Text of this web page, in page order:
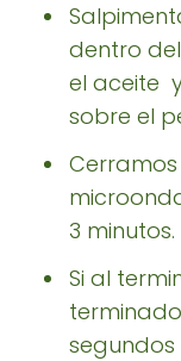
dentro
el aceite
sobre el
3 minutos.
Si al